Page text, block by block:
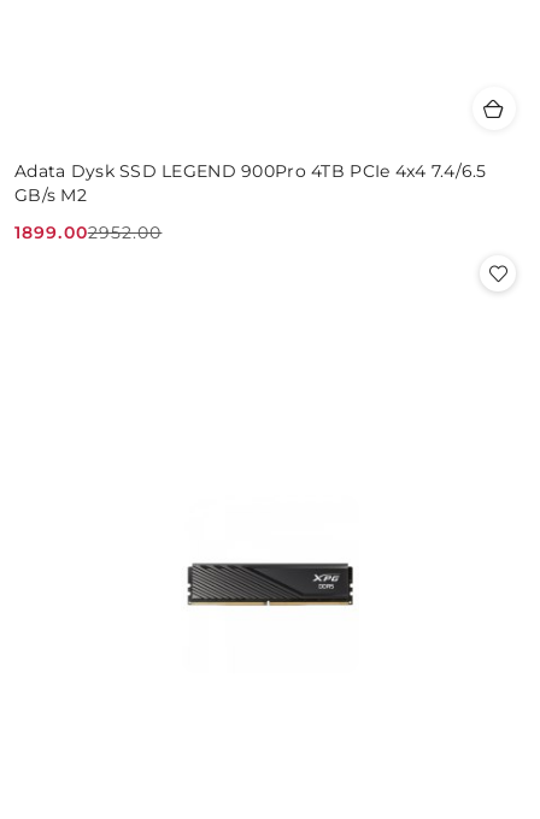
Adata Dysk SSD LEGEND 900Pro 4TB PCIe 4x4 7.4/6.5
GB/s M2
Cena
1899.00
Cena
2952.00